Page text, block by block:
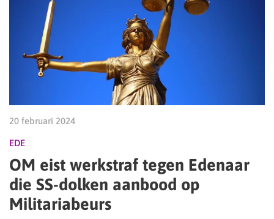
20 februari 2024
EDE
OM eist werkstraf tegen Edenaar
die SS-dolken aanbood op
Militariabeurs